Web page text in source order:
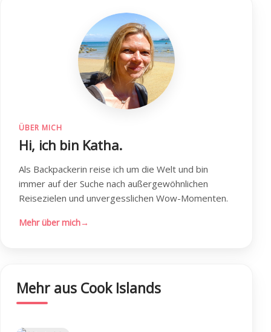
ÜBER MICH
Hi, ich bin Katha.
Als Backpackerin reise ich um die Welt und bin
immer auf der Suche nach außergewöhnlichen
Reisezielen und unvergesslichen Wow-Momenten.
Mehr über mich→
Mehr aus Cook Islands